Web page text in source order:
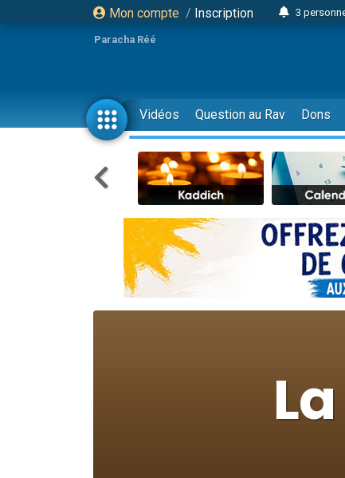
Mon compte / Inscription
3
3
3
2
13
30
Il
12
3
2
2
3
61
Il
Ariel vient
Paracha Réé
Vidéos Question au Rav Dons